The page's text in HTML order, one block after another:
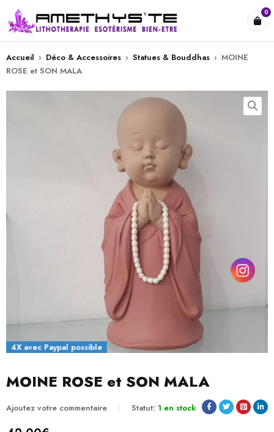
0
Accueil › Déco & Accessoires › Statues & Bouddhas › MOINE
ROSE et SON MALA
4X avec Paypal possible
MOINE ROSE et SON MALA
Ajoutez votre commentaire Statut: 1 en stock